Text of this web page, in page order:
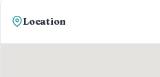
Location